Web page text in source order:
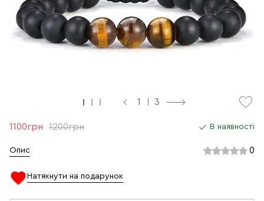
1 3
1100грн 1200грн В наявності
Опис 0
Натякнути на подарунок